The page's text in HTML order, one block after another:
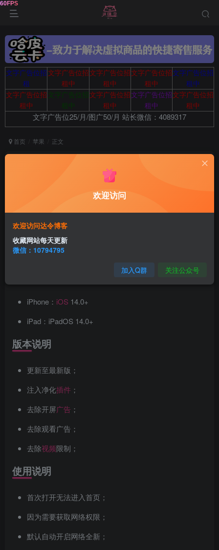
文字广告位招
租
文字广告位招
租中
文字广告位招
租中
文字广告位招
租中
文字广告位招
租中
文字广告位招
租中
文字广告位招
租中
文字广告位招
租中
文字广告位招
租中
文字广告位招
租中
文字广告位25/月/图广50/月 站长微信：4089317
首页 苹果 正文
一款专为影视
影视资源，涵盖了电影、电视剧、综艺、
满足用户不同的观影需求。
iPhone： iOS 14.0+
iPad：iPadOS 14.0+
版本说明
更新至最新版；
注入净化插件 ；
去除开屏广告 ；
去除观看广告；
去除视频限制；
使用说明
首次打开无法进入首页；
因为需要获取网络权限；
默认自动开启网络全新；
欢迎访问
欢迎访问达令博客
收藏网站每天更新
微信：10794795
加入Q群 关注公众号